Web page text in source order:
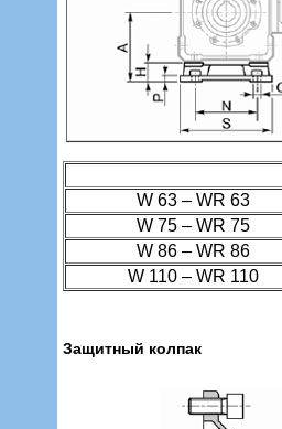
W 63 – WR 63
W 75 – WR 75
W 86 – WR 86
W 110 – WR 110
Защитный колпак